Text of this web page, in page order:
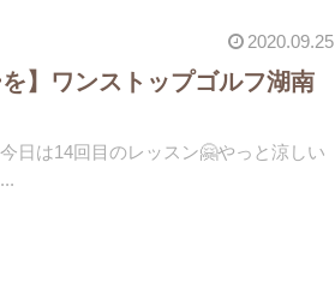
2020.09.25
】ワンストップゴルフ湖南
日は14回目のレッスン🤗やっと涼しい